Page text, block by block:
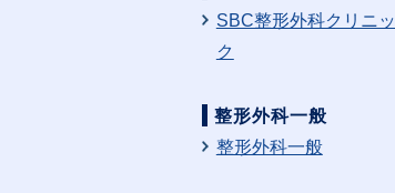
SBC整形外科クリニッ
ク
整形外科一般
整形外科一般